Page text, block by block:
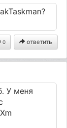
0 ответить
У меня